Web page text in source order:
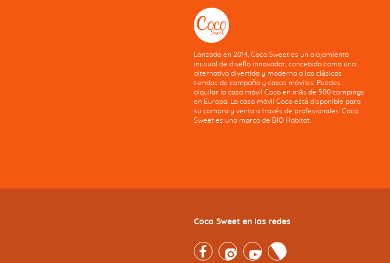
Lanzado en 2014, Coco Sweet es un alojamiento
inusual de diseño innovador, concebido como una
alternativa divertida y moderna a las clásicas
tiendas de campaña y casas móviles. Puedes
alquilar la casa móvil Coco en más de 500 campings
en Europa. La casa móvil Coco está disponible para
su compra y venta a través de profesionales. Coco
Sweet es una marca de BIO Habitat.
Coco Sweet en las redes
FacebookInstagramYoutubeTwitter